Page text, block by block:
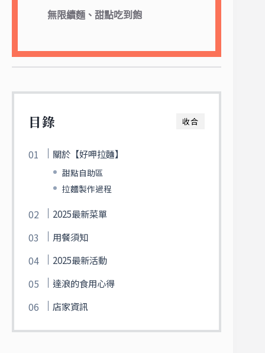
無限續麵、甜點吃到飽
收合
目錄
關於【好呷拉麵】
甜點自助區
拉麵製作過程
2025最新菜單
用餐須知
2025最新活動
達浪的食用心得
店家資訊